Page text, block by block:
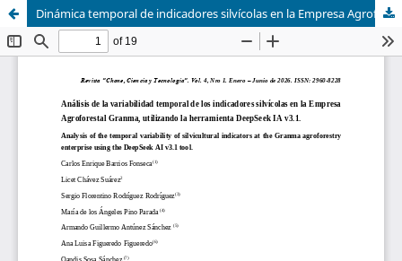
Dinámica temporal de indicadores silvícolas en la Empresa Agroforestal Granma mediante un análisis asistido por la herramienta DeepSeek IA v3.1.